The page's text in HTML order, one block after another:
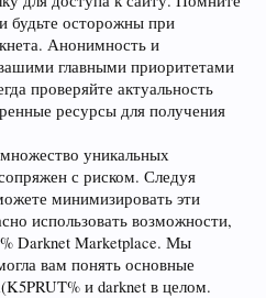
будьте осторожны при
Анонимность и
главными приоритетами
проверяйте актуальность
ресурсы для получения
уникальных
с риском. Следуя
минимизировать эти
использовать возможности,
Darknet Marketplace. Мы
вам понять основные
и darknet в целом.